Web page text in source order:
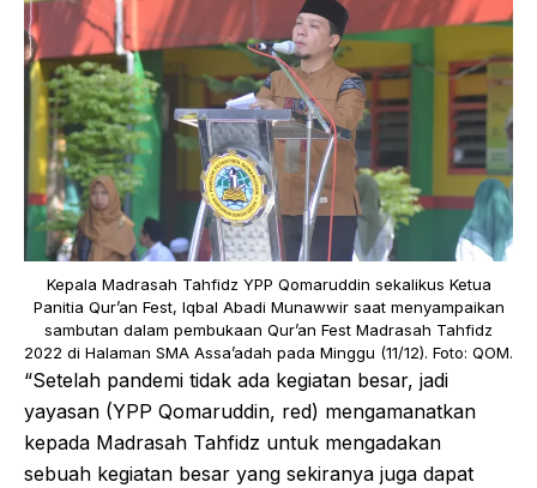
Kepala Madrasah Tahfidz YPP Qomaruddin sekalikus Ketua
Panitia Qur’an Fest, Iqbal Abadi Munawwir saat menyampaikan
sambutan dalam pembukaan Qur’an Fest Madrasah Tahfidz
2022 di Halaman SMA Assa’adah pada Minggu (11/12). Foto: QOM.
“Setelah pandemi tidak ada kegiatan besar, jadi
yayasan (YPP Qomaruddin, red) mengamanatkan
kepada Madrasah Tahfidz untuk mengadakan
sebuah kegiatan besar yang sekiranya juga dapat